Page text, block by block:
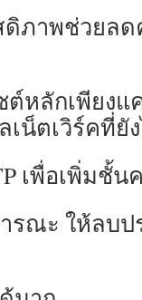
ภาพช่วยลด
ต์หลักเพียง
เน็ตเวิร์คที่ยั
เพื่อเพิ่มชั้
รณะ ให้ลบป